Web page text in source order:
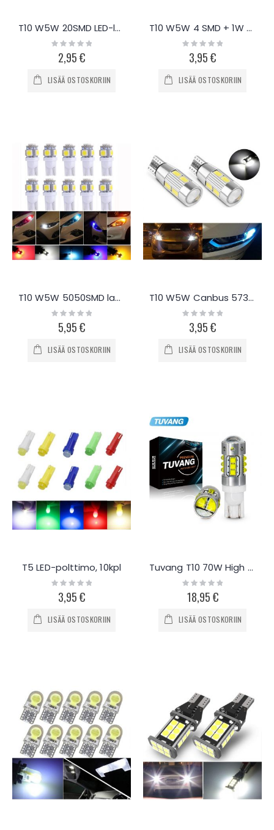
T10 W5W 20SMD LED-lasikantapolttimo, 2kpl
Rating:
0%2,95 €
LISÄÄ OSTOSKORIIN
T10 W5W 4 SMD + 1W Chip-LED polttimo, 2kpl
Rating:
0%3,95 €
LISÄÄ OSTOSKORIIN
T10 W5W 5050SMD lasikantapolttimo, 10kpl
Rating:
0%5,95 €
LISÄÄ OSTOSKORIIN
T10 W5W Canbus 5730 lasikantapolttimo, 2kpl
Rating:
0%3,95 €
LISÄÄ OSTOSKORIIN
T5 LED-polttimo, 10kpl
Rating:
0%3,95 €
LISÄÄ OSTOSKORIIN
Tuvang T10 70W High Power polttimo, 2kpl
Rating:
0%
18,95 €
LISÄÄ OSTOSKORIIN